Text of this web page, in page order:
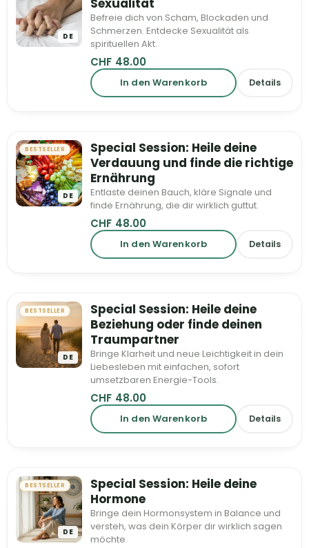
DE
Sexualität
Befreie dich von Scham, Blockaden und
Schmerzen. Entdecke Sexualität als
spirituellen Akt.
CHF 48.00
In den Warenkorb Details
BESTSELLER
DE
Special Session: Heile deine
Verdauung und finde die richtige
Ernährung
Entlaste deinen Bauch, kläre Signale und
finde Ernährung, die dir wirklich guttut.
CHF 48.00
In den Warenkorb Details
BESTSELLER
DE
Special Session: Heile deine
Beziehung oder finde deinen
Traumpartner
Bringe Klarheit und neue Leichtigkeit in dein
Liebesleben mit einfachen, sofort
umsetzbaren Energie-Tools.
CHF 48.00
In den Warenkorb Details
BESTSELLER
DE
Special Session: Heile deine
Hormone
Bringe dein Hormonsystem in Balance und
versteh, was dein Körper dir wirklich sagen
möchte.